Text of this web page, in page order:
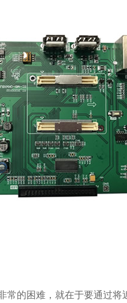
常的困难，就在于要通过